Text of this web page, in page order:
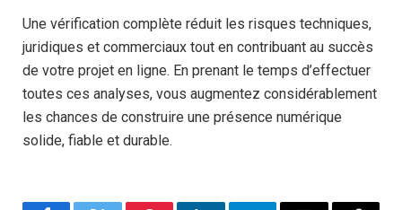
Une vérification complète réduit les risques techniques,
juridiques et commerciaux tout en contribuant au succès
de votre projet en ligne. En prenant le temps d’effectuer
toutes ces analyses, vous augmentez considérablement
les chances de construire une présence numérique
solide, fiable et durable.